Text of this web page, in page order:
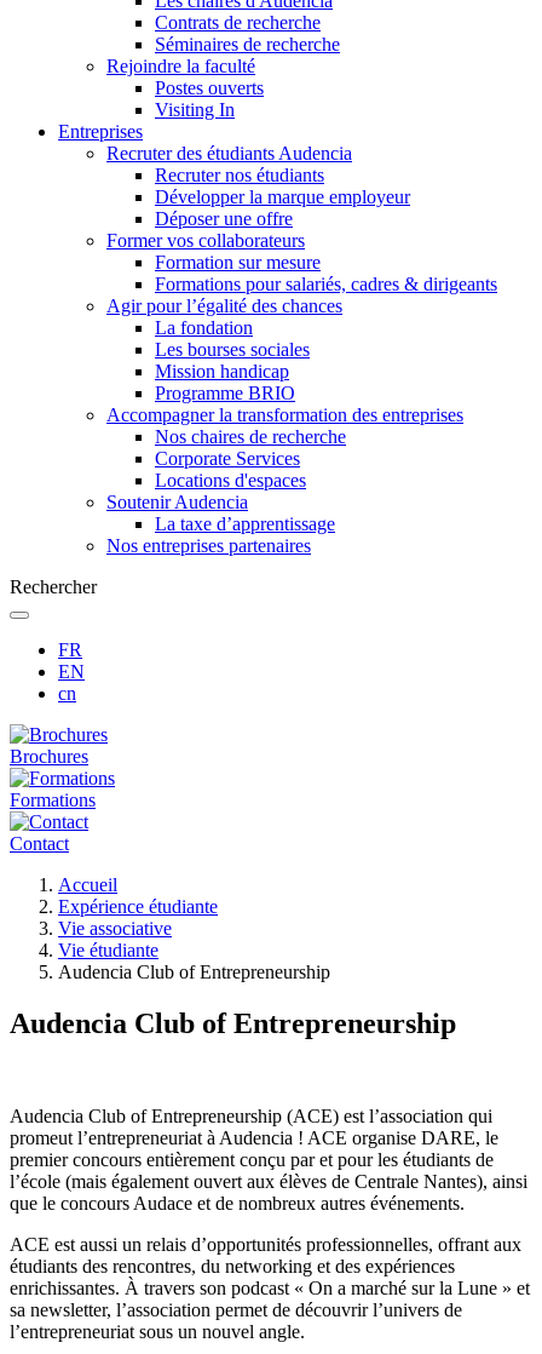
Contrats de recherche
Séminaires de recherche
Rejoindre la faculté
Postes ouverts
Visiting In
Entreprises
Recruter des étudiants Audencia
Recruter nos étudiants
Développer la marque employeur
Déposer une offre
Former vos collaborateurs
Formation sur mesure
Formations pour salariés, cadres & dirigeants
Agir pour l’égalité des chances
La fondation
Les bourses sociales
Mission handicap
Programme BRIO
Accompagner la transformation des entreprises
Nos chaires de recherche
Corporate Services
Locations d'espaces
Soutenir Audencia
La taxe d’apprentissage
Nos entreprises partenaires
Rechercher
FR
EN
cn
Brochures
Formations
Contact
d'Ariane
Accueil
Expérience étudiante
Vie associative
Vie étudiante
Audencia Club of Entrepreneurship
Audencia Club of Entrepreneurship
Audencia Club of Entrepreneurship (ACE) est l’association qui
promeut l’entrepreneuriat à Audencia ! ACE organise DARE, le
premier concours entièrement conçu par et pour les étudiants de
l’école (mais également ouvert aux élèves de Centrale Nantes), ainsi
que le concours Audace et de nombreux autres événements.
ACE est aussi un relais d’opportunités professionnelles, offrant aux
étudiants des rencontres, du networking et des expériences
enrichissantes. À travers son podcast « On a marché sur la Lune » et
sa newsletter, l’association permet de découvrir l’univers de
l’entrepreneuriat sous un nouvel angle.